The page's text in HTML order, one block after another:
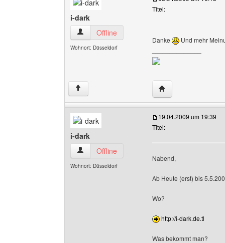
i-dark
i-dark Benutzer-Profile anzeigen
Offline
Wohnort: Düsseldorf
Titel:
Danke
Und mehr
↑ Website dieses
i-dark
i-dark Benutzer-Profile anzeigen
Offline
Wohnort: Düsseldorf
19.04.2009 um 19:39
Titel:
Nabend,
Ab Heute (erst) bis
Wo?
http://i-dark.de.tl
Was bekommt man?